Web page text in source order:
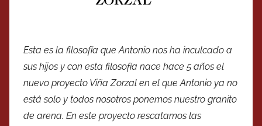
Esta es la filosofía que Antonio nos ha inculcado a
sus hijos y con esta filosofía nace hace 5 años el
nuevo proyecto Viña Zorzal en el que Antonio ya no
está solo y todos nosotros ponemos nuestro granito
de arena. En este proyecto rescatamos las